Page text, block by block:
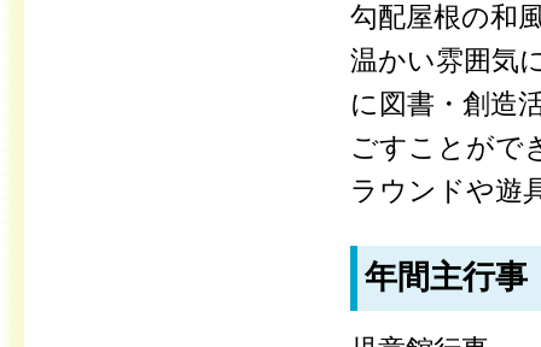
勾配屋根の和
温かい雰囲気
に図書・創造
ごすことがで
ラウンドや遊
年間主行事